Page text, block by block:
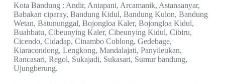
Kota Bandung : Andir, Antapani, Arcamanik, Astanaanyar,
Babakan ciparay, Bandung Kidul, Bandung Kulon, Bandung
Wetan, Batununggal, Bojongloa Kaler, Bojongloa Kidul,
Buahbatu, Cibeunying Kaler, Cibeunying Kidul, Cibiru,
Cicendo, Cidadap, Cinambo Coblong, Gedebage,
Kiaracondong, Lengkong, Mandalajati, Panyileukan,
Rancasari, Regol, Sukajadi, Sukasari, Sumur bandung,
Ujungberung.